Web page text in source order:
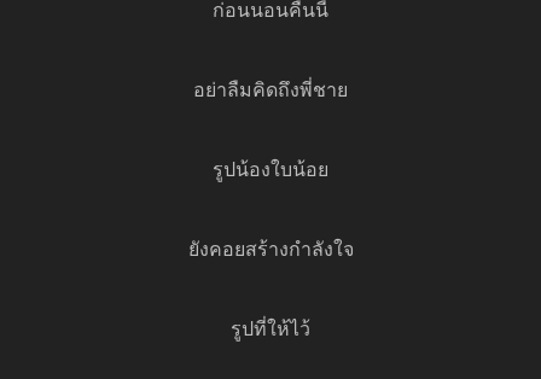
ก่อนนอนคืนนี้
อย่าลืมคิดถึงพี่ชาย
รูปน้องใบน้อย
ยังคอยสร้างกำลังใจ
รูปที่ให้ไว้